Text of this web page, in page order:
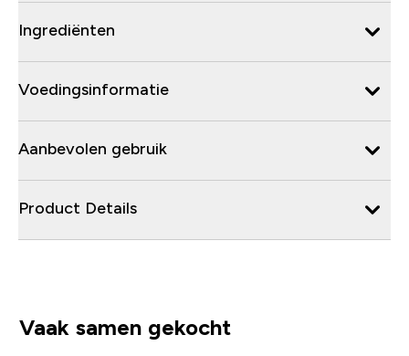
Ingrediënten
Voedingsinformatie
Aanbevolen gebruik
Product Details
Vaak samen gekocht